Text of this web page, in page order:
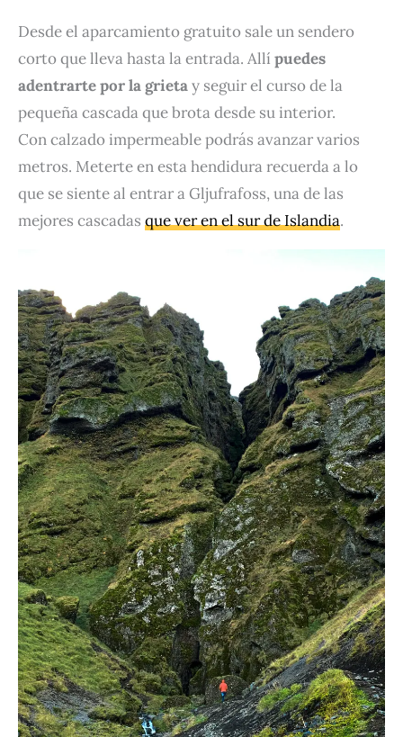
Desde el aparcamiento gratuito sale un sendero
corto que lleva hasta la entrada. Allí puedes
adentrarte por la grietay seguir el curso de la
pequeña cascada que brota desde su interior.
Con calzado impermeable podrás avanzar varios
metros. Meterte en esta hendidura recuerda a lo
que se siente al entrar a Gljufrafoss, una de las
mejores cascadas que ver en el sur de Islandia.